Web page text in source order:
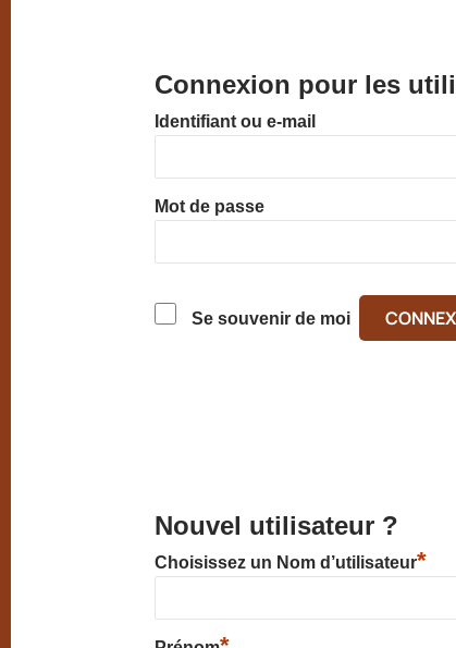
Connexion pour les
Identifiant ou e-mail
Mot de passe
Se souvenir de moi
Nouvel utilisateur ?
Choisissez un Nom d’utilisateur*